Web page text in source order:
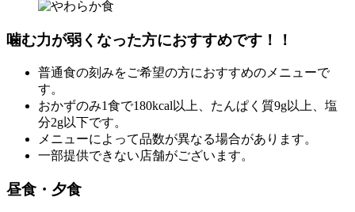
噛む力が弱くなった方におすすめです！！
普通食の刻みをご希望の方におすすめのメニューで
す。
おかずのみ1食で180kcal以上、たんぱく質9g以上、塩
分2g以下です。
メニューによって品数が異なる場合があります。
一部提供できない店舗がございます。
昼食・夕食